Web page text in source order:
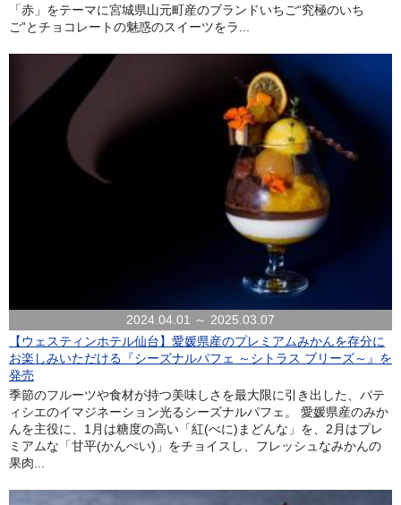
「赤」をテーマに宮城県山元町産のブランドいちご“究極のいち
ご”とチョコレートの魅惑のスイーツをラ...
2024.04.01 ～ 2025.03.07
【ウェスティンホテル仙台】愛媛県産のプレミアムみかんを存分に
お楽しみいただける『シーズナルパフェ ～シトラス ブリーズ～』を
発売
季節のフルーツや食材が持つ美味しさを最大限に引き出した、パテ
ィシエのイマジネーション光るシーズナルパフェ。 愛媛県産のみか
んを主役に、1月は糖度の高い「紅(べに)まどんな」を、2月はプレ
ミアムな「甘平(かんぺい)」をチョイスし、フレッシュなみかんの
果肉...